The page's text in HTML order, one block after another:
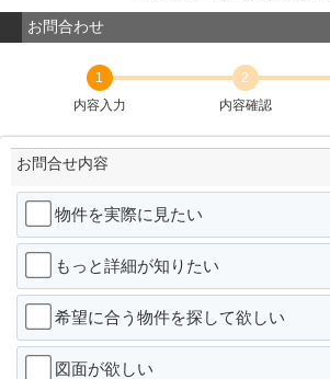
お問合わせ
1
内容入力
2
内容確認
お問合せ内容
物件を実際に見たい
もっと詳細が知りたい
希望に合う物件を探して欲しい
図面が欲しい